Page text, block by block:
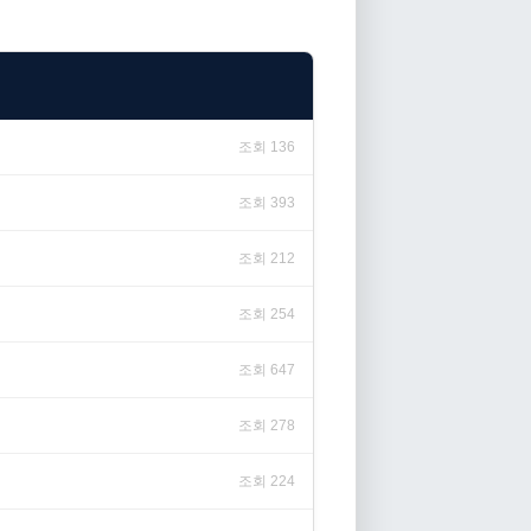
조회 136
조회 393
조회 212
조회 254
조회 647
조회 278
조회 224